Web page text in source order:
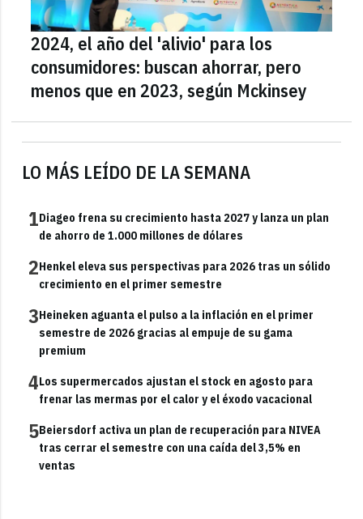
LO MÁS LEÍDO DE LA SEMANA
1Diageo frena su crecimiento hasta 2027 y lanza un plan
de ahorro de 1.000 millones de dólares
2Henkel eleva sus perspectivas para 2026 tras un sólido
crecimiento en el primer semestre
3Heineken aguanta el pulso a la inflación en el primer
semestre de 2026 gracias al empuje de su gama
premium
4Los supermercados ajustan el stock en agosto para
frenar las mermas por el calor y el éxodo vacacional
5Beiersdorf activa un plan de recuperación para NIVEA
tras cerrar el semestre con una caída del 3,5% en
ventas
2024, el año del 'alivio' para los
consumidores: buscan ahorrar, pero
menos que en 2023, según Mckinsey